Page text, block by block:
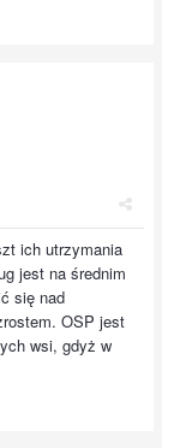
ich utrzymania
jest na średnim
się nad
OSP jest
wsi, gdyż w